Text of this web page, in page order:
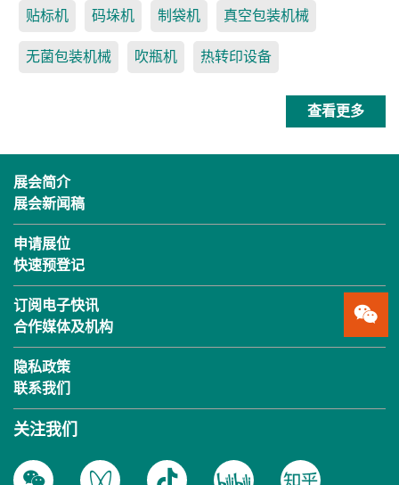
贴标机 码垛机 制袋机 真空包装机械
无菌包装机械 吹瓶机 热转印设备
查看更多
展会简介
展会新闻稿
申请展位
快速预登记
订阅电子快讯
合作媒体及机构
隐私政策
联系我们
关注我们